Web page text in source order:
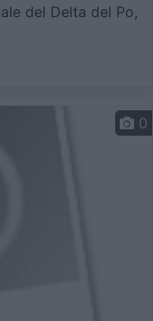
del Delta del Po,
0